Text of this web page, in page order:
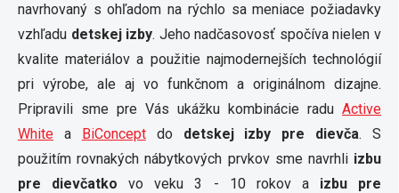
navrhovaný s ohľadom na rýchlo sa meniace požiadavky
vzhľadu detskej izby. Jeho nadčasovosť spočíva nielen v
kvalite materiálov a použitie najmodernejších technológií
pri výrobe, ale aj vo funkčnom a originálnom dizajne.
Pripravili sme pre Vás ukážku kombinácie radu Active
White a BiConceptdo detskej izby pre dievča. S
použitím rovnakých nábytkových prvkov sme navrhli izbu
pre dievčatko vo veku 3 - 10 rokov a izbu pre